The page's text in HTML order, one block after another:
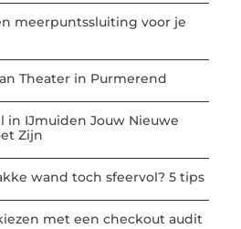
meerpuntssluiting voor je
Theater in Purmerend
in IJmuiden Jouw Nieuwe
Zijn
wand toch sfeervol? 5 tips
met een checkout audit